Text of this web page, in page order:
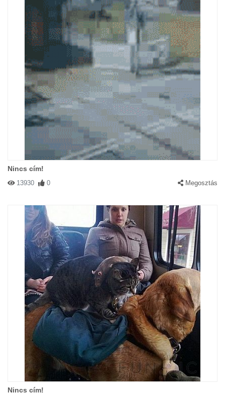
Nincs cím!
13930 0 Megosztás
Nincs cím!